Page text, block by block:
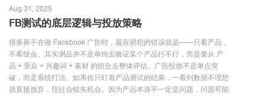
Aug 31, 2025
FB测试的底层逻辑与投放策略
很多新手在做 Facebook 广告时，最容易犯的错误就是——只看产品，
不看组合。其实测品并不是单纯去验证某个产品行不行，而是要从 产
品 + 受众 + 兴趣词 + 素材 的组合去整体评估。广告投放不是单点突
破，而是系统打法。如果你只盯着产品测试的结果，一看到数据不理想
就直接放弃，往往会错失机会。因为产品本身不一定是问题，问题可能